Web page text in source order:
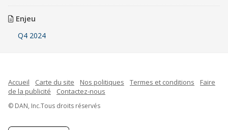
Enjeu
Q4 2024
Accueil Carte du site Nos politiques Termes et conditions
Faire
de la publicité
Contactez-nous
© DAN, Inc.Tous droits réservés